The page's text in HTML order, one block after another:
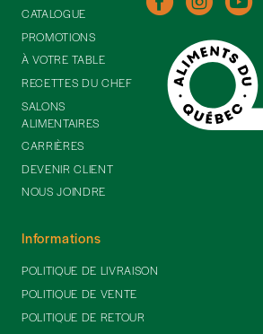
CATALOGUE
PROMOTIONS
À VOTRE TABLE
RECETTES DU CHEF
SALONS
ALIMENTAIRES
CARRIÈRES
DEVENIR CLIENT
NOUS JOINDRE
Informations
POLITIQUE DE LIVRAISON
POLITIQUE DE VENTE
POLITIQUE DE RETOUR